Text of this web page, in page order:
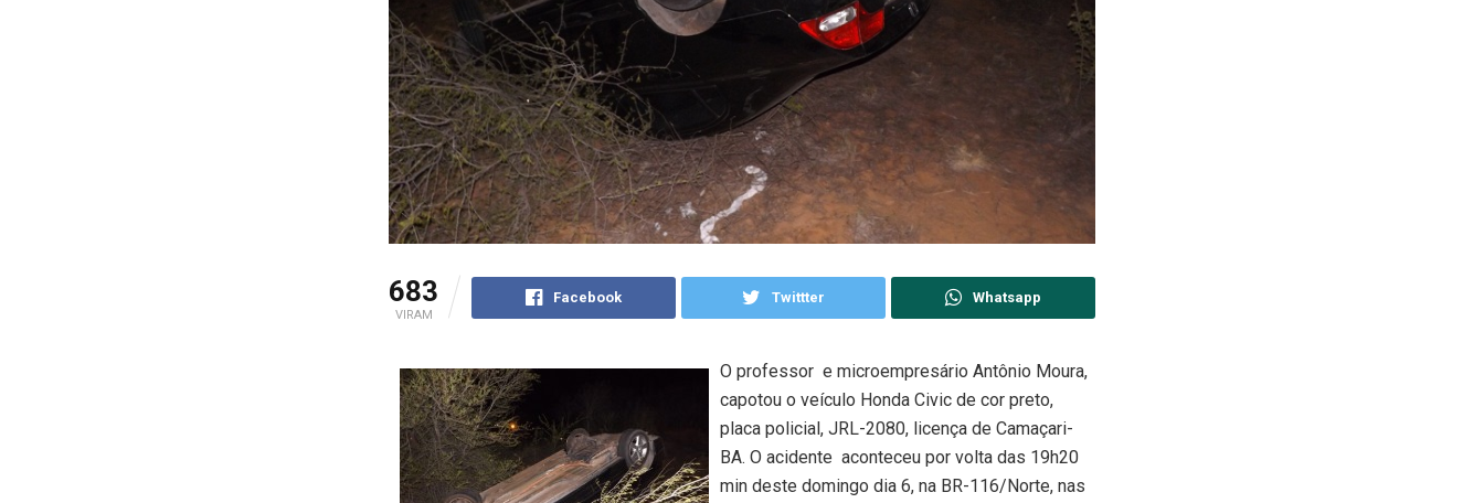
683
VIRAM
Facebook Twittter Whatsapp
O professor e microempresário Antônio Moura,
capotou o veículo Honda Civic de cor preto,
placa policial, JRL-2080, licença de Camaçari-
BA. O acidente aconteceu por volta das 19h20
min deste domingo dia 6, na BR-116/Norte, nas